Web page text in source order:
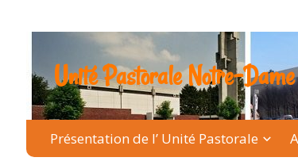
Unité Pastorale Notre-
Présentation de l’ Unité Pastorale